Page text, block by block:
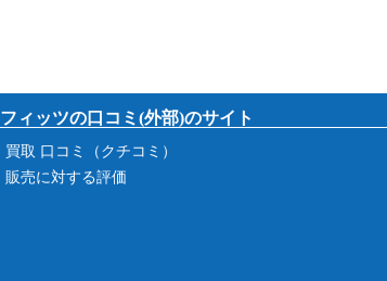
フィッツの口コミ(外部)のサイト
買取 口コミ（クチコミ）
販売に対する評価